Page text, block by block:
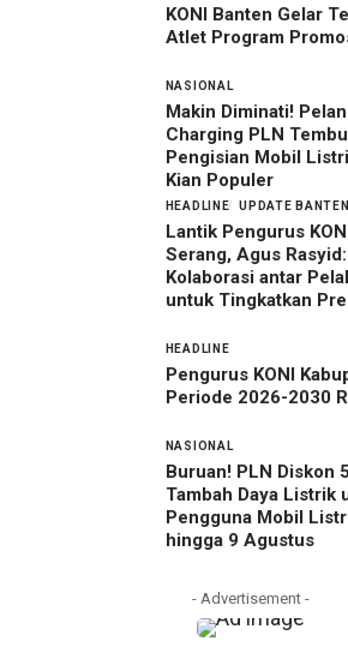
KONI Banten Gelar
Atlet Program
NASIONAL
Makin Diminati!
Charging PLN
Pengisian Mobil
Kian Populer
HEADLINE UPDATE BANTEN
Lantik Pengurus
Serang, Agus
Kolaborasi antar
untuk Tingkatkan
HEADLINE
Pengurus KONI
Periode 2026-2030
NASIONAL
Buruan! PLN Diskon
Tambah Daya Listrik
Pengguna Mobil
hingga 9 Agustus
- Advertisement -